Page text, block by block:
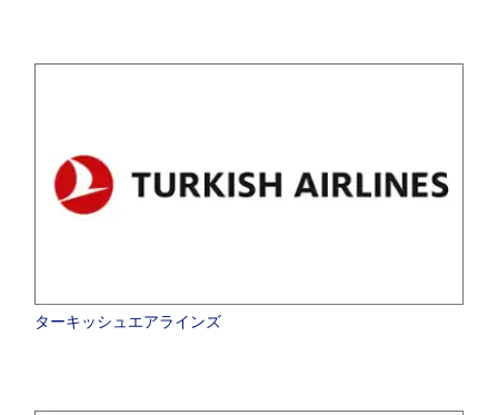
ターキッシュエアラインズ